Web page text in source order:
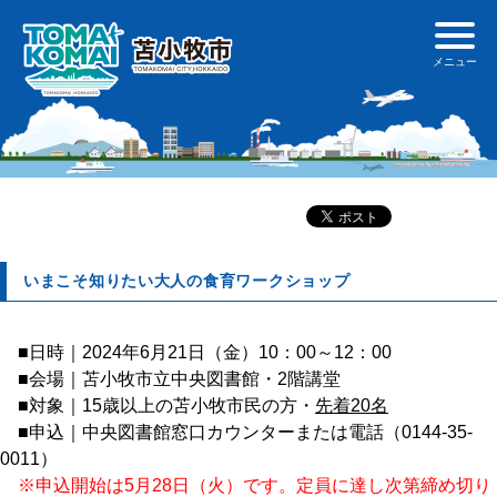
いまこそ知りたい大人の食育ワークショップ
■日時｜2024年6月21日（金）10：00～12：00
■会場｜苫小牧市立中央図書館・2階講堂
■対象｜15歳以上の苫小牧市民の方・ 先着20名
■申込｜中央図書館窓口カウンターまたは電話（0144-35-
0011）
※申込開始は5月28日（火）です。定員に達し次第締め切り